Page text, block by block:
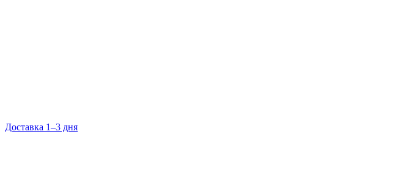
Доставка 1–3 дня